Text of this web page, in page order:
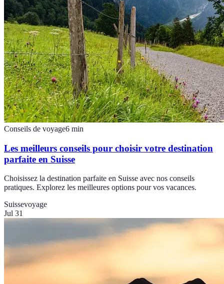
Conseils de voyage6 min
Les meilleurs conseils pour choisir votre destination
parfaite en Suisse
Choisissez la destination parfaite en Suisse avec nos conseils
pratiques. Explorez les meilleures options pour vos vacances.
Suissevoyage
Jul 31